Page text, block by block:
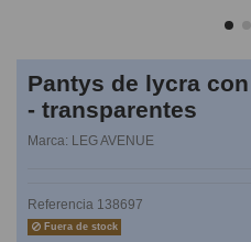
Pantys de lycra
- transparentes
Marca: LEG AVENUE
Referencia 138697
Fuera de stock